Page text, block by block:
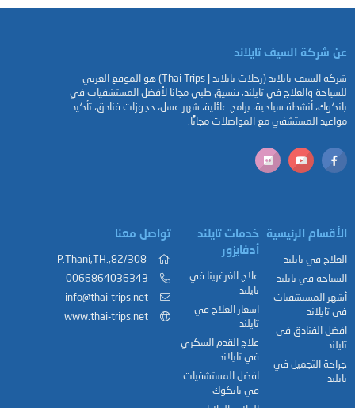
عن شركة السيف تايلاند
شركة السيف تايلاند (رحلات تايلاند | Thai-Trips) هو الموقع العربي
للسياحة والعلاج في تايلند، تنسيق طبي مجانا لأفضل المستشفيات في
بانكوك، أنشطة سياحية، برامج عائلية، شهر عسل، حجوزات فنادق، تأكيد
مواعيد المستشفي مع المواصلات مجانًا.
الأقسام الرئيسية
العلاج في تايلند
السياحة في تايلند
أشهر المستشفيات
في تايلاند
افضل الفنادق في
تايلند
جراحة التجميل في
تايلند
خدمات تايلند
أدفايزور
علاج الغرغرينا في
تايلند
اسعار العلاج في
تايلند
علاج القدم السكري
في تايلاند
افضل المستشفيات
في بانكوك
تواصل معنا
82/308,.P.Thani,TH
0066864036343
info@thai-trips.net
www.thai-trips.net